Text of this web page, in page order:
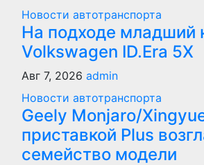
Новости автотранспорта
На подходе младший
Volkswagen ID.Era 5X
Авг 7, 2026 admin
Новости автотранспорта
Geely Monjaro/
приставкой Plus
семейство модели